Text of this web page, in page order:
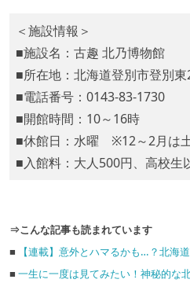
＜施設情報＞
■施設名：古趣 北乃博物館
■所在地：北海道登別市登別
■電話番号：0143-83-1730
■開館時間：10～16時
■休館日：水曜 ※12～2月は
■入館料：大人500円、高校生
⇒こんな記事も読まれています
■
【連載】意外とハマるかも…？北海
■ 一生に一度は見てみたい！神秘的な